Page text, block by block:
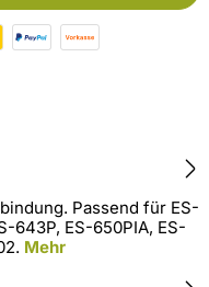
Passend für ES-
643P, ES-650PIA, ES-
Mehr